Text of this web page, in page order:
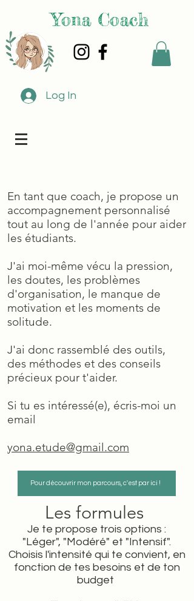
Yona Coach
Log In
Pour découvrir mon parcours, c'est par ici !
En tant que coach, je propose un
accompagnement personnalisé
tout au long de l'année pour aider
les étudiants.
J'ai moi-même vécu la pression,
les doutes, les problèmes
d'organisation, le manque de
motivation et les moments de
solitude.
J'ai donc rassemblé des outils,
des méthodes et des conseils
précieux pour t'aider.
Si tu es intéressé(e), écris-moi un
email
yona.etude@gmail.com
Les formules
Je te propose trois options :
"Léger", "Modéré" et "Intensif".
Choisis l'intensité qui te convient, en
fonction de tes besoins et de ton
budget